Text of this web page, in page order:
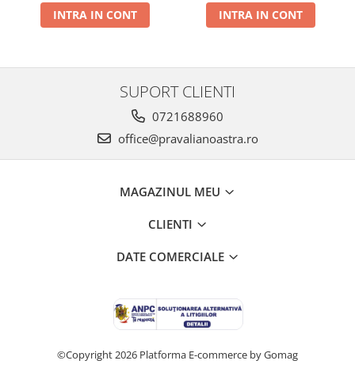
INTRA IN CONT
INTRA IN CONT
SUPORT CLIENTI
0721688960
office@pravalianoastra.ro
MAGAZINUL MEU
CLIENTI
DATE COMERCIALE
©Copyright 2026 Platforma E-commerce by Gomag